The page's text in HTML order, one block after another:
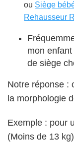
ou Siège
Rehausseur
mon
de siège
Notre réponse :
la morphologie
Exemple : pour
(Moins de 13